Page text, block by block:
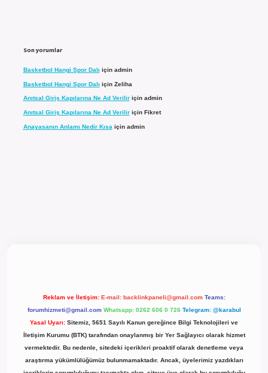
Son yorumlar
Basketbol Hangi Spor Dalı için admin
Basketbol Hangi Spor Dalı için Zeliha
Anıtsal Giriş Kapılarına Ne Ad Veriliriçin admin
Anıtsal Giriş Kapılarına Ne Ad Veriliriçin Fikret
Anayasanın Anlamı Nedir Kısa için admin
Reklam ve İletişim: E-mail: backlinkpaneli@gmail.com Teams:
forumhizmeti@gmail.com Whatsapp: 0262 606 0 726 Telegram: @karabul
Yasal Uyarı: Sitemiz, 5651 Sayılı Kanun gereğince Bilgi Teknolojileri ve
İletişim Kurumu (BTK) tarafından onaylanmış bir Yer Sağlayıcı olarak hizmet
vermektedir. Bu nedenle, sitedeki içerikleri proaktif olarak denetleme veya
araştırma yükümlülüğümüz bulunmamaktadır. Ancak, üyelerimiz yazdıkları